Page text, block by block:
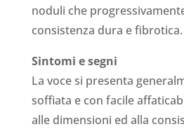
noduli che
consistenza dura e fibrotica.
Sintomi e segni
La voce si presenta
soffiata e con facile
alle dimensioni ed alla